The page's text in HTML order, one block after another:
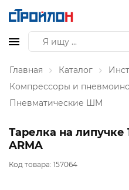
Главная Каталог
Компрессоры и
Пневматические ШМ
Тарелка на липучке
ARMA
Код товара: 157064